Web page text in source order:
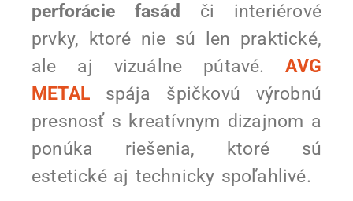
perforácie fasád
či interiérové
prvky, ktoré nie sú len praktické,
ale aj vizuálne pútavé.AVG
METAL spája špičkovú výrobnú
presnosť s kreatívnym dizajnom a
ponúka riešenia, ktoré sú
estetické aj technicky spoľahlivé.